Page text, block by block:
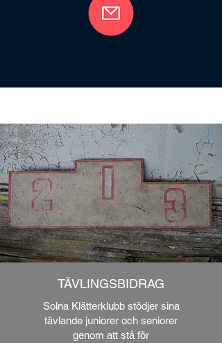
TÄVLINGSBIDRAG
Solna Klätterklubb stödjer sina
tävlande juniorer och seniorer
genom att stå för